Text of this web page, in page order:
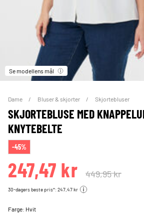
Se modellens mål
Dame Bluser & skjorter Skjortebluser
SKJORTEBLUSE MED
KNYTEBELTE
-45%
247,47 kr 449,95 kr
30-dagers beste pris*: 247,47 kr
Farge: Hvit